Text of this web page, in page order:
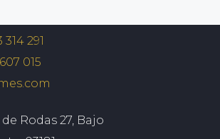
314 291
015
Rodas 27, Bajo